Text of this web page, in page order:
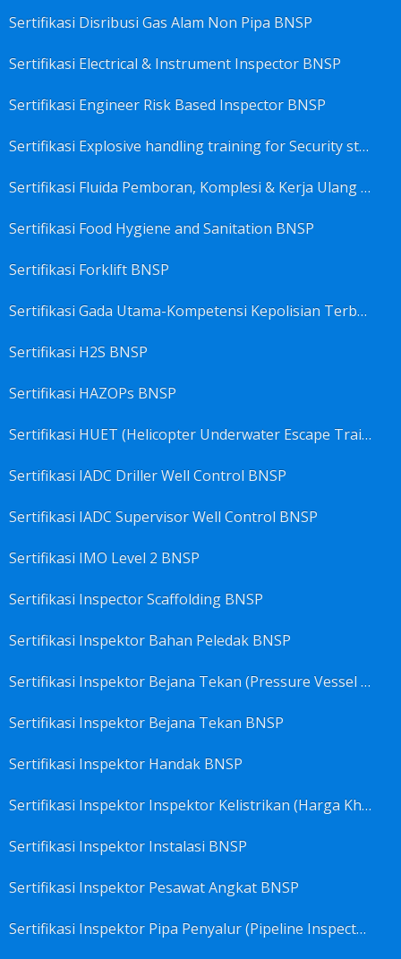
Sertifikasi Disribusi Gas Alam Non Pipa BNSP
Sertifikasi Electrical & Instrument Inspector BNSP
Sertifikasi Engineer Risk Based Inspector BNSP
Sertifikasi Explosive handling training for Security staffs BNSP
Sertifikasi Fluida Pemboran, Komplesi & Kerja Ulang Sumur BNSP
Sertifikasi Food Hygiene and Sanitation BNSP
Sertifikasi Forklift BNSP
Sertifikasi Gada Utama-Kompetensi Kepolisian Terbatas Sektor Industri Migas BNSP
Sertifikasi H2S BNSP
Sertifikasi HAZOPs BNSP
Sertifikasi HUET (Helicopter Underwater Escape Training) BNSP
Sertifikasi IADC Driller Well Control BNSP
Sertifikasi IADC Supervisor Well Control BNSP
Sertifikasi IMO Level 2 BNSP
Sertifikasi Inspector Scaffolding BNSP
Sertifikasi Inspektor Bahan Peledak BNSP
Sertifikasi Inspektor Bejana Tekan (Pressure Vessel Inspector) BNSP
Sertifikasi Inspektor Bejana Tekan BNSP
Sertifikasi Inspektor Handak BNSP
Sertifikasi Inspektor Inspektor Kelistrikan (Harga Khusus) BNSP
Sertifikasi Inspektor Instalasi BNSP
Sertifikasi Inspektor Pesawat Angkat BNSP
Sertifikasi Inspektor Pipa Penyalur (Pipeline Inspector) BNSP